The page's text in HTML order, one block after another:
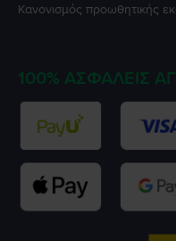
Κανονισμός προωθητικής
100% ΑΣΦΑΛΕΊΣ